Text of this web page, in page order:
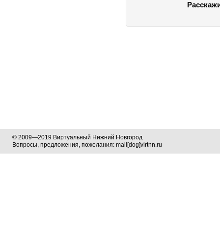
© 2009—2019 Виртуальный Нижний Новгород
Вопросы, предложения, пожелания: mail[dog]virtnn.ru